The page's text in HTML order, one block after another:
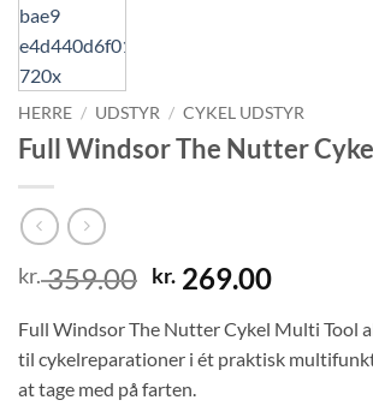
HERRE / UDSTYR / CYKEL UDSTYR
Full Windsor The Nutter
kr.359.00 Den
pris
var:
kr. 359.00.
kr. 269.00Den
pris
er:
Full Windsor The Nutter Cykel Multi Tool
til cykelreparationer i ét praktisk
at tage med på farten.